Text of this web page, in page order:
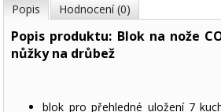
Popis Hodnocení (0)
Popis produktu: Blok na nože
nůžky na drůbež
blok pro přehledné uložení 7